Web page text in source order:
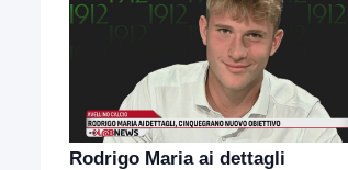
Rodrigo Maria ai dettagli